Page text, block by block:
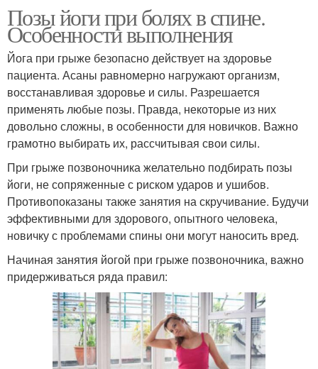
Позы йоги при болях в спине.
Особенности выполнения
Йога при грыже безопасно действует на здоровье
пациента. Асаны равномерно нагружают организм,
восстанавливая здоровье и силы. Разрешается
применять любые позы. Правда, некоторые из них
довольно сложны, в особенности для новичков. Важно
грамотно выбирать их, рассчитывая свои силы.
При грыже позвоночника желательно подбирать позы
йоги, не сопряженные с риском ударов и ушибов.
Противопоказаны также занятия на скручивание. Будучи
эффективными для здорового, опытного человека,
новичку с проблемами спины они могут наносить вред.
Начиная занятия йогой при грыже позвоночника, важно
придерживаться ряда правил: